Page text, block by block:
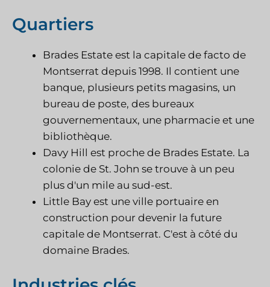
Quartiers
Brades Estate est la capitale de facto de
Montserrat depuis 1998. Il contient une
banque, plusieurs petits magasins, un
bureau de poste, des bureaux
gouvernementaux, une pharmacie et une
bibliothèque.
Davy Hill est proche de Brades Estate. La
colonie de St. John se trouve à un peu
plus d'un mile au sud-est.
Little Bay est une ville portuaire en
construction pour devenir la future
capitale de Montserrat. C'est à côté du
domaine Brades.